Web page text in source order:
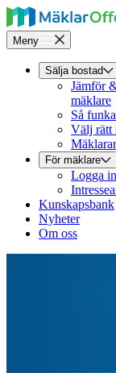
Meny
Sälja bostad
Jämför
mäklare
Så
Välj rätt
För mäklare
Logga in
Kunskapsbank
Nyheter
Om oss